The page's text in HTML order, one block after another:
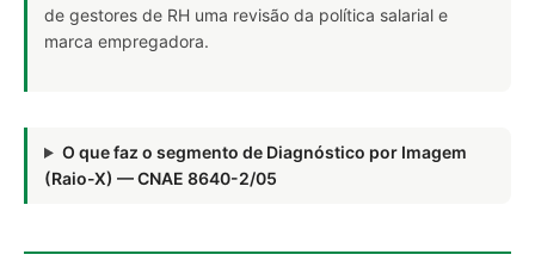
de gestores de RH uma revisão da política salarial e
marca empregadora.
O que faz o segmento de Diagnóstico por Imagem
(Raio-X) — CNAE 8640-2/05